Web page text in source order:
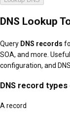
DNS Lookup
Query DNS records
SOA, and more.
configuration, and
DNS record types
A record